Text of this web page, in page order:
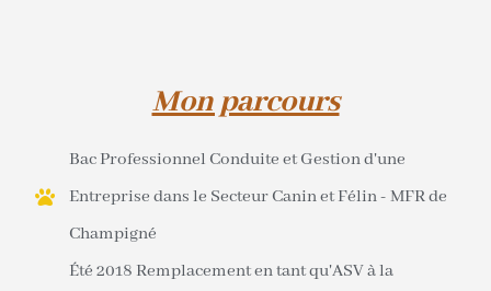
Mon parcours
Bac Professionnel Conduite et Gestion d'une
Entreprise dans le Secteur Canin et Félin - MFR de
Champigné
Été 2018 Remplacement en tant qu'ASV à la